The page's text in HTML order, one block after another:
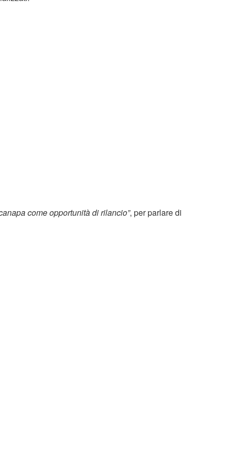
come opportunità di rilancio”, per parlare di